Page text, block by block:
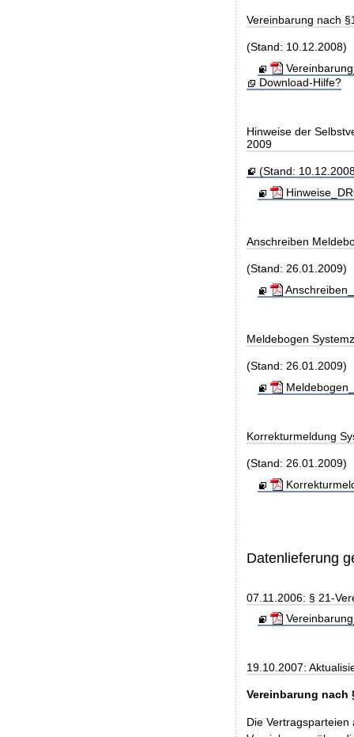
Vereinbarung nach
(Stand: 10.12.2008)
Download-Hilfe?
Hinweise der
2009
(Stand:
Anschreiben
(Stand: 26.01.2009)
Meldebogen
(Stand: 26.01.2009)
Korrekturmeldung
(Stand: 26.01.2009)
Datenlieferung
07.11.2006: § 21-
19.10.2007:
Vereinbarung nach
Die